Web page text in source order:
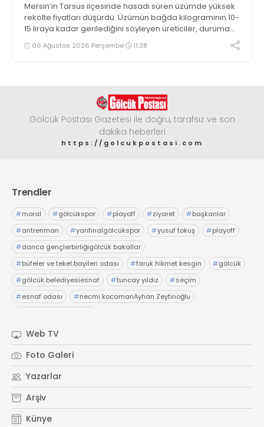
Mersin’in Tarsus ilçesinde hasadı süren üzümde yüksek
rekolte fiyatları düşürdü. Üzümün bağda kilogramının 10-
15 liraya kadar gerilediğini söyleyen üreticiler, duruma
tepki gösterdi
06 Ağustos 2026 Perşembe 11:38
Gölcük Postası Gazetesi ile doğru, tarafsız ve son
dakika heberleri
https://golcukpostasi.com
Trendler
#moral #gölcükspor #playoff #ziyaret #başkanlar
#antrenman #yarıfinalgölcükspor #yusuf tokuş #playoff
#darıca gençlerbirliğigölcük bakallar
#büfeler ve tekel bayileri odası #faruk hikmet kesgin #gölcük
#gölcük belediyesiesnaf #tuncay yıldız #seçim
#esnaf odası #necmi kocamanAyhan Zeytinoğlu
Web TV
Foto Galeri
Yazarlar
Arşiv
Künye